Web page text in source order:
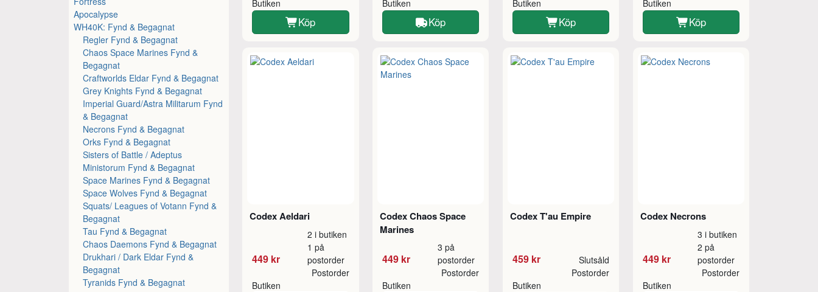
Apocalypse
WH40K: Fynd & Begagnat
Regler Fynd & Begagnat
Chaos Space Marines Fynd &
Begagnat
Craftworlds Eldar Fynd & Begagnat
Grey Knights Fynd & Begagnat
Imperial Guard/Astra Militarum Fynd
& Begagnat
Necrons Fynd & Begagnat
Orks Fynd & Begagnat
Sisters of Battle / Adeptus
Ministorum Fynd & Begagnat
Space Marines Fynd & Begagnat
Space Wolves Fynd & Begagnat
Squats/ Leagues of Votann Fynd &
Begagnat
Tau Fynd & Begagnat
Chaos Daemons Fynd & Begagnat
Drukhari / Dark Eldar Fynd &
Begagnat
Tyranids Fynd & Begagnat
Butiken
Köp
Butiken
Köp
Butiken
Köp
Butiken
Köp
Codex Aeldari
449 kr
2 i butiken
1 på
postorder
Butiken
Postorder
Codex Chaos Space
Marines
449 kr
3 på
postorder
Butiken
Postorder
Codex T'au Empire
459 kr Slutsåld
Butiken
Postorder
Codex Necrons
449 kr
3 i butiken
2 på
postorder
Butiken
Postorder